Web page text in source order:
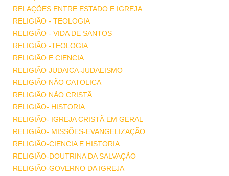
RELAÇÕES ENTRE ESTADO E IGREJA
RELIGIÃO - TEOLOGIA
RELIGIÃO - VIDA DE SANTOS
RELIGIÃO -TEOLOGIA
RELIGIÃO E CIENCIA
RELIGIÃO JUDAICA-JUDAEISMO
RELIGIÃO NÃO CATOLICA
RELIGIÃO NÃO CRISTÃ
RELIGIÃO- HISTORIA
RELIGIÃO- IGREJA CRISTÃ EM GERAL
RELIGIÃO- MISSÕES-EVANGELIZAÇÃO
RELIGIÃO-CIENCIA E HISTORIA
RELIGIÃO-DOUTRINA DA SALVAÇÃO
RELIGIÃO-GOVERNO DA IGREJA